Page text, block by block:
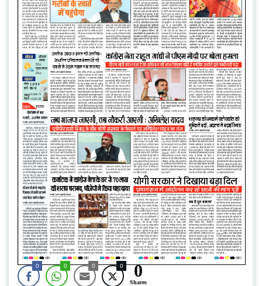
0 0 0 0 0
Shares